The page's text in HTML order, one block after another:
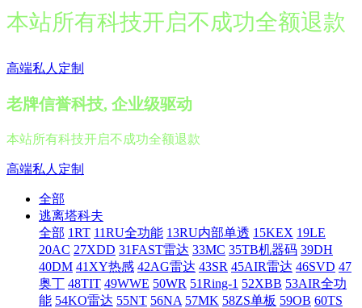
本站所有科技开启不成功全额退款
高端私人定制
老牌信誉科技, 企业级驱动
本站所有科技开启不成功全额退款
高端私人定制
全部
逃离塔科夫
全部 1RT 11RU全功能 13RU内部单透 15KEX 19LE
20AC 27XDD 31FAST雷达 33MC 35TB机器码 39DH
40DM 41XY热感 42AG雷达 43SR 45AIR雷达 46SVD 47
奥丁 48TIT 49WWE 50WR 51Ring-1 52XBB 53AIR全功
能 54KO雷达 55NT 56NA 57MK 58ZS单板 59OB 60TS